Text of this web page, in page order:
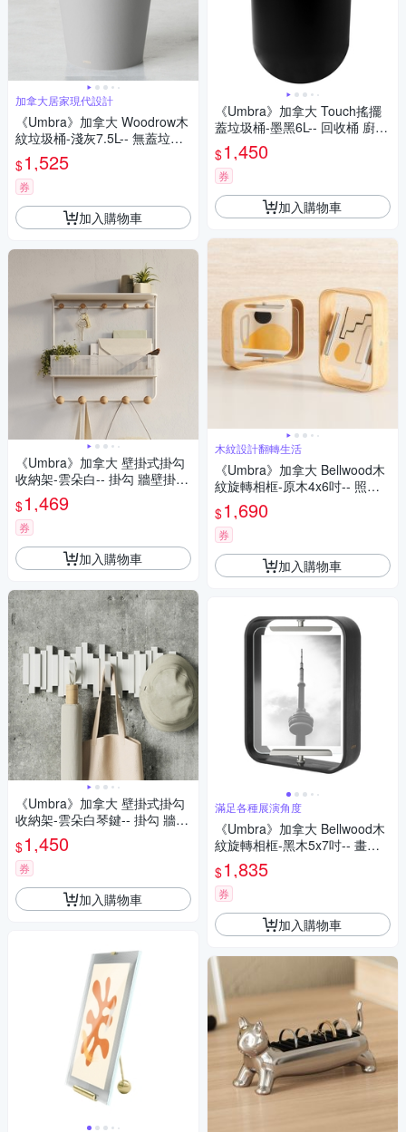
加拿大居家現代設計
《Umbra》加拿大 Woodrow木
紋垃圾桶-淺灰7.5L-- 無蓋垃圾
桶 質感垃圾桶
$1,525
券
加入購物車
《Umbra》加拿大 壁掛式掛勾
收納架-雲朵白-- 掛勾 牆壁掛勾
吊鉤 掛鉤
$1,469
券
加入購物車
《Umbra》加拿大 壁掛式掛勾
收納架-雲朵白琴鍵-- 掛勾 牆壁
掛勾 吊鉤 掛鉤
$1,450
券
加入購物車
《Umbra》加拿大 Touch搖擺
蓋垃圾桶-墨黑6L-- 回收桶 廚餘
桶
$1,450
券
加入購物車
木紋設計翻轉生活
《Umbra》加拿大 Bellwood木
紋旋轉相框-原木4x6吋-- 照片
框
$1,690
券
加入購物車
滿足各種展演角度
《Umbra》加拿大 Bellwood木
紋旋轉相框-黑木5x7吋-- 畫框
照片框
$1,835
券
加入購物車